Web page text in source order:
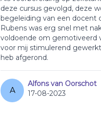
deze cursus gevolgd, deze
begeleiding van een docent
Rubens was erg snel met
voldoende om gemotiveerd
voor mij stimulerend
heb afgerond.
A
Alfons van Oorschot
17-08-2023